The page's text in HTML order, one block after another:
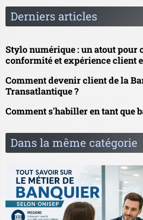
Derniers articles
Stylo numérique : un atout pour
conformité et expérience client
Comment devenir client de la
Transatlantique ?
Comment s'habiller en tant que
Dans la même catégorie